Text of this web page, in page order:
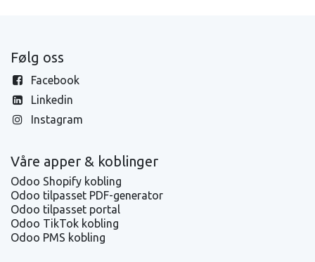
Følg oss
Facebook
Linkedin
Instagram
Våre apper & koblinger
Odoo Shopify kobling
Odoo tilpasset PDF-generator
Odoo tilpasset portal
Odoo TikTok kobling
Odoo PMS kobling